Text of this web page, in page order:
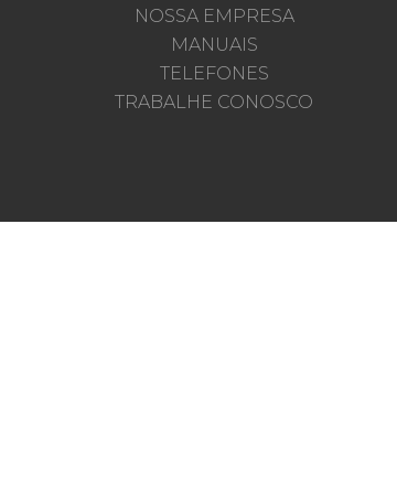
NOSSA EMPRESA
MANUAIS
TELEFONES
TRABALHE CONOSCO